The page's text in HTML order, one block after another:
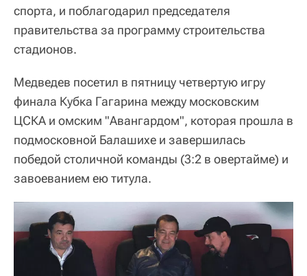
спорта, и поблагодарил председателя
правительства за программу строительства
стадионов.
Медведев посетил в пятницу четвертую игру
финала Кубка Гагарина между московским
ЦСКА и омским "Авангардом", которая прошла в
подмосковной Балашихе и завершилась
победой столичной команды (3:2 в овертайме) и
завоеванием ею титула.